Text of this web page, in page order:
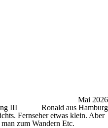
Mai 2026
III
Ronald aus Hamburg
Fernseher etwas klein. Aber
zum Wandern Etc.